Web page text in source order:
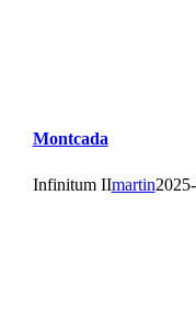
Montcada
Infinitum IImartin